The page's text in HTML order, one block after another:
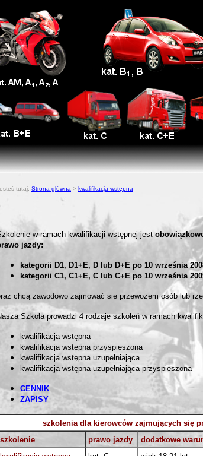
tutaj: Strona główna > kwalifikacja wstępna
w ramach kwalifikacji wstępnej jest
jazdy:
kategorii D1, D1+E, D lub D+E po 10 września
kategorii C1, C1+E, C lub C+E po 10 września
chcą zawodowo zajmować się przewozem osób lub
Szkoła prowadzi 4 rodzaje szkoleń w ramach
kwalifikacja wstępna
kwalifikacja wstępna przyspieszona
kwalifikacja wstępna uzupełniająca
kwalifikacja wstępna uzupełniająca przyspieszona
CENNIK
ZAPISY
szkolenia dla kierowców zajmujących się
szkolenie
prawo jazdy
dodatkowe